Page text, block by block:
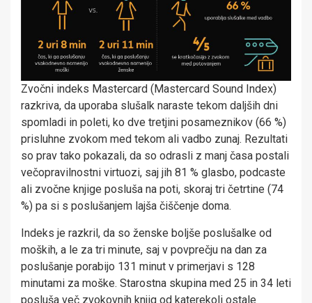
Zvočni indeks Mastercard (Mastercard Sound Index)
razkriva, da uporaba slušalk naraste tekom daljših dni
spomladi in poleti, ko dve tretjini posameznikov (66 %)
prisluhne zvokom med tekom ali vadbo zunaj. Rezultati
so prav tako pokazali, da so odrasli z manj časa postali
večopravilnostni virtuozi, saj jih 81 % glasbo, podcaste
ali zvočne knjige posluša na poti, skoraj tri četrtine (74
%) pa si s poslušanjem lajša čiščenje doma.
Indeks je razkril, da so ženske boljše poslušalke od
moških, a le za tri minute, saj v povprečju na dan za
poslušanje porabijo 131 minut v primerjavi s 128
minutami za moške. Starostna skupina med 25 in 34 leti
posluša več zvokovnih knjig od katerekoli ostale